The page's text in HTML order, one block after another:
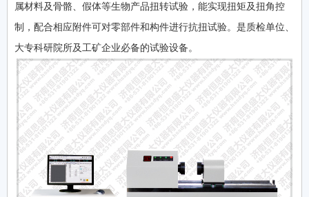
属材料及骨骼、假体等生物产品扭转试验，能实现扭矩及扭角控
制，配合相应附件可对零部件和构件进行抗扭试验。是质检单位、
大专科研院所及工矿企业必备的试验设备。